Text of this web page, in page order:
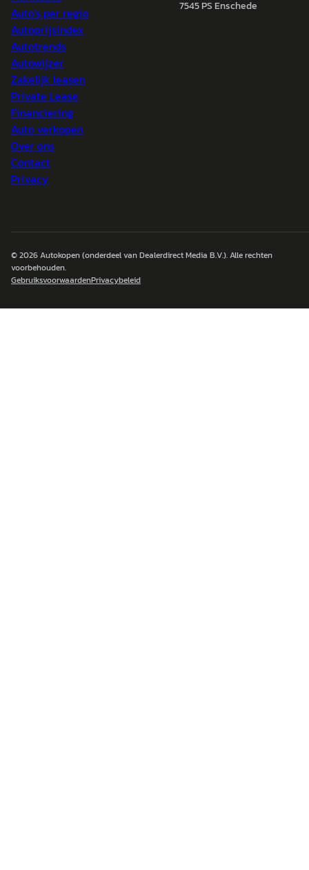
Auto's per regio
Autoprijsindex
Autotrends
Autowijzer
Zakelijk leasen
Private Lease
Financiering
Auto verkopen
Over ons
Contact
Privacy
7545 PS Enschede
© 2026Autokopen(onderdeel van Dealerdirect Media B.V.). Alle rechten
voorbehouden.
GebruiksvoorwaardenPrivacybeleid